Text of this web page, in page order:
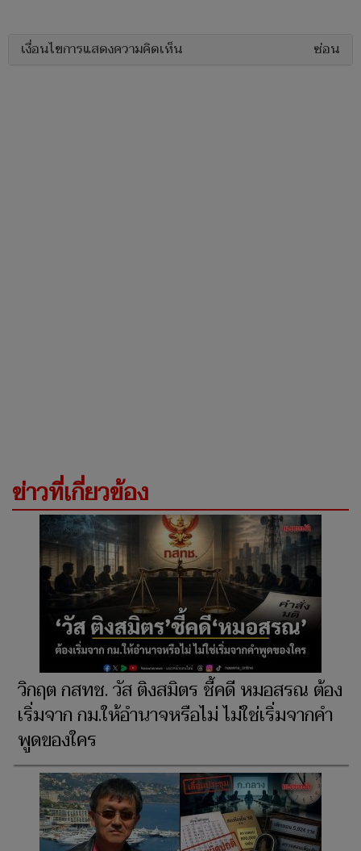
เงื่อนไขการแสดงความคิดเห็น ซ่อน
ข่าวที่เกี่ยวข้อง
วิกฤต กสทช. วัส ติงสมิตร ชี้คดี หมอสรณ ต้อง
เริ่มจาก กม.ให้อำนาจหรือไม่ ไม่ใช่เริ่มจากคำ
พูดของใคร